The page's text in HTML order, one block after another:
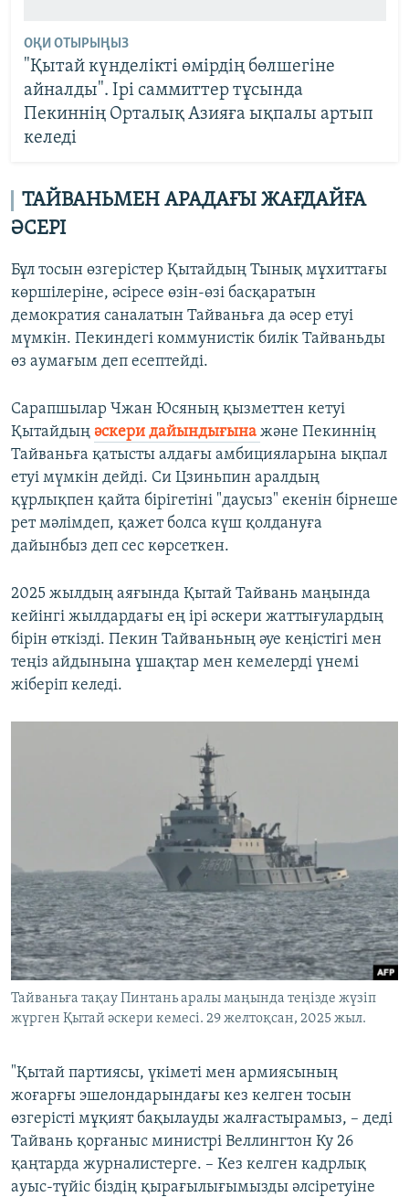
ОҚИ ОТЫРЫҢЫЗ
"Қытай күнделікті өмірдің бөлшегіне
айналды". Ірі саммиттер тұсында
Пекиннің Орталық Азияға ықпалы артып
келеді
ТАЙВАНЬМЕН АРАДАҒЫ ЖАҒДАЙҒА
ӘСЕРІ
Бұл тосын өзгерістер Қытайдың Тынық мұхиттағы
көршілеріне, әсіресе өзін-өзі басқаратын
демократия саналатын Тайваньға да әсер етуі
мүмкін. Пекиндегі коммунистік билік Тайваньды
өз аумағым деп есептейді.
Сарапшылар Чжан Юсяның қызметтен кетуі
Қытайдың әскери дайындығына және Пекиннің
Тайваньға қатысты алдағы амбицияларына ықпал
етуі мүмкін дейді. Си Цзиньпин аралдың
құрлықпен қайта бірігетіні "даусыз" екенін бірнеше
рет мәлімдеп, қажет болса күш қолдануға
дайынбыз деп сес көрсеткен.
2025 жылдың аяғында Қытай Тайвань маңында
кейінгі жылдардағы ең ірі әскери жаттығулардың
бірін өткізді. Пекин Тайваньның әуе кеңістігі мен
теңіз айдынына ұшақтар мен кемелерді үнемі
жіберіп келеді.
Тайваньға тақау Пинтань аралы маңында теңізде жүзіп
жүрген Қытай әскери кемесі. 29 желтоқсан, 2025 жыл.
"Қытай партиясы, үкіметі мен армиясының
жоғарғы эшелондарындағы кез келген тосын
өзгерісті мұқият бақылауды жалғастырамыз, – деді
Тайвань қорғаныс министрі Веллингтон Ку 26
қаңтарда журналистерге. – Кез келген кадрлық
ауыс-түйіс біздің қырағылығымызды әлсіретуіне